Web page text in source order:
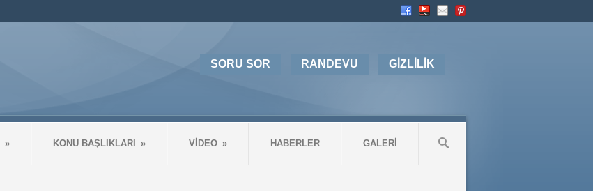
SORU SOR RANDEVU GİZLİLİK
» KONU BAŞLIKLARI » VİDEO » HABERLER GALERİ